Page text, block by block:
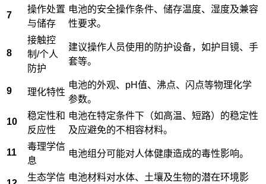
7
操作处置
与储存
电池的安全操作条件、储存温度、湿度及兼容
性要求。
8
接触控
制/个人
防护
建议操作人员使用的防护设备，如护目镜、手
套等。
9 理化特性
电池的外观、pH值、沸点、闪点等物理化学
参数。
10
稳定性和
反应性
电池在特定条件下（如高温、短路）的稳定性
及应避免的不相容材料。
11
毒理学信
息
电池组分可能对人体健康造成的毒性影响。
生态学信 电池材料对水体、土壤及生物的潜在环境影